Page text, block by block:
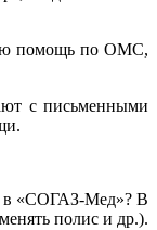
помощь по ОМС,
с письменными
в «СОГАЗ-Мед»? В
полис и др.).